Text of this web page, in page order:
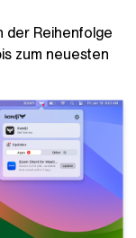
der Reihenfolge
zum neuesten